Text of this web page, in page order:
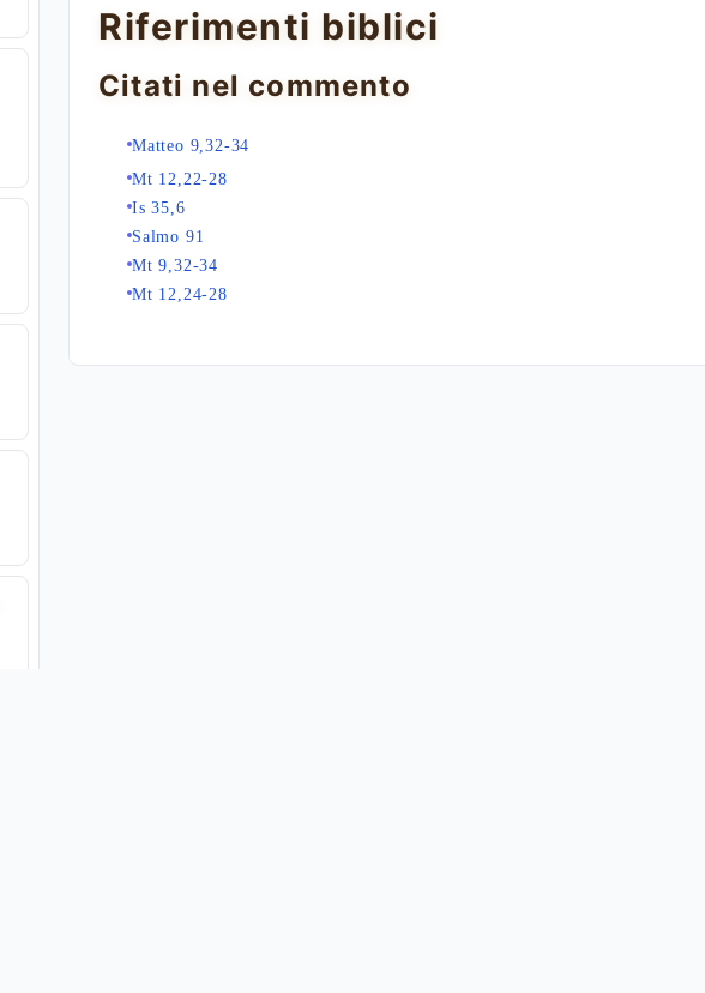
Riferimenti biblici
Citati nel commento
Matteo 9,32-34
Mt 12,22-28
Is 35,6
Salmo 91
Mt 9,32-34
Mt 12,24-28